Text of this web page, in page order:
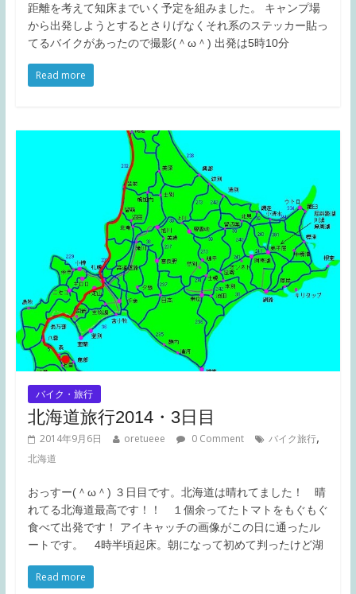
距離を考えて知床までいく予定を組みました。 キャンプ場
から出発しようとするとさりげなくそれ系のステッカー貼っ
てるバイクがあったので撮影(＾ω＾) 出発は5時10分
Read more
バイク・旅行
北海道旅行2014・3日目
2014年9月6日 oretueee 0 Comment バイク旅行,
北海道
おっすー(＾ω＾) ３日目です。北海道は晴れてました！ 晴
れてる北海道最高です！！ １個余ってたトマトをもぐもぐ
食べて出発です！ アイキャッチの画像がこの日に通ったル
ートです。 4時半頃起床。朝になって初めて判ったけど湖
Read more